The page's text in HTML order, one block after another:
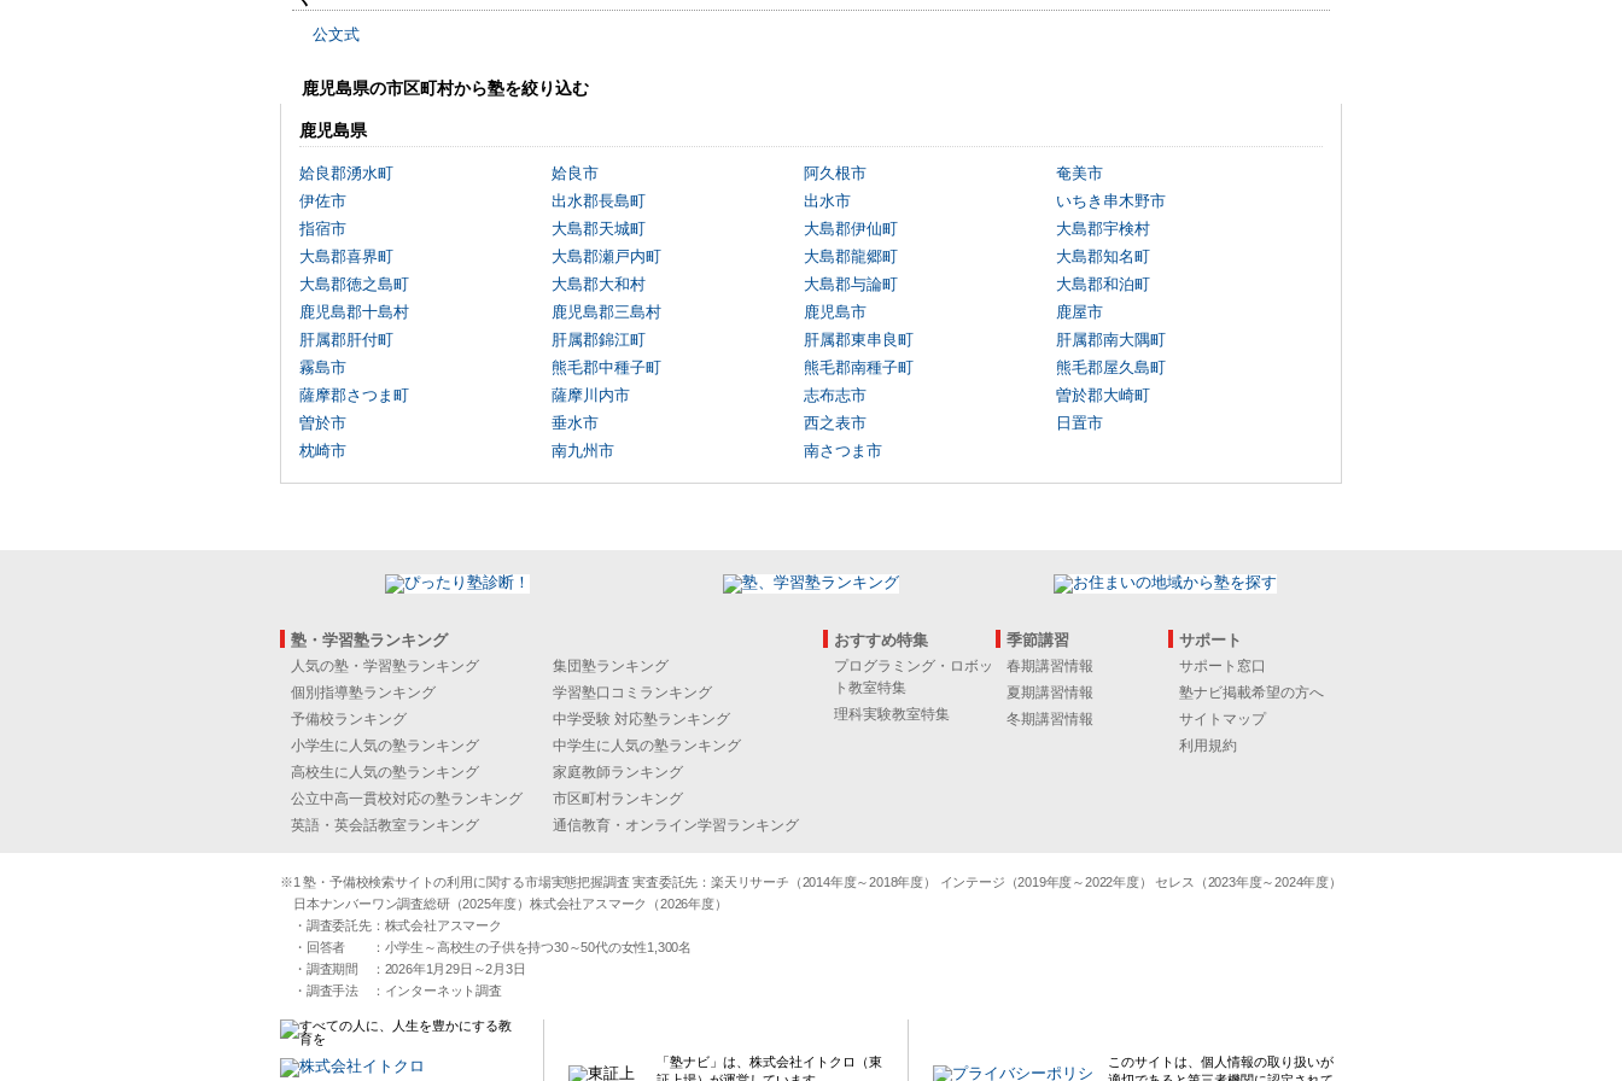
公文式
鹿児島県の市区町村から塾を絞り込む
鹿児島県
姶良郡湧水町 姶良市 阿久根市
奄美市
伊佐市
出水郡長島町 出水市
いちき串木野市
指宿市
大島郡天城町 大島郡伊仙町
大島郡宇検村
大島郡喜界町
大島郡瀬戸内町 大島郡龍郷町
大島郡知名町
大島郡徳之島町
大島郡大和村 大島郡与論町
大島郡和泊町
鹿児島郡十島村
鹿児島郡三島村 鹿児島市
鹿屋市
肝属郡肝付町
肝属郡錦江町 肝属郡東串良町
肝属郡南大隅町
霧島市
熊毛郡中種子町 熊毛郡南種子町
熊毛郡屋久島町
薩摩郡さつま町
薩摩川内市 志布志市
曽於郡大崎町
曽於市
垂水市 西之表市
日置市
枕崎市
南九州市 南さつま市
塾・学習塾ランキング
人気の塾・学習塾ランキング
集団塾ランキング
個別指導塾ランキング
学習塾口コミランキング
予備校ランキング
中学受験 対応塾ランキング
小学生に人気の塾ランキング
中学生に人気の塾ランキング
高校生に人気の塾ランキング
家庭教師ランキング
公立中高一貫校対応の塾ランキング
市区町村ランキング
英語・英会話教室ランキング
通信教育・オンライン学習ランキング
おすすめ特集
プログラミング・ロボッ
ト教室特集
理科実験教室特集
季節講習
春期講習情報
夏期講習情報
冬期講習情報
サポート
サポート窓口
塾ナビ掲載希望の方へ
サイトマップ
利用規約
※1 塾・予備校検索サイトの利用に関する市場実態把握調査 実査委託先：楽天リサーチ（2014年度～2018年度） インテージ（2019年度～2022年度） セレス（2023年度～2024年度）
日本ナンバーワン調査総研（2025年度）株式会社アスマーク（2026年度）
・調査委託先：株式会社アスマーク
・回答者 ：小学生～高校生の子供を持つ30～50代の女性1,300名
・調査期間 ：2026年1月29日～2月3日
・調査手法 ：インターネット調査
「塾ナビ」は、株式会社イトクロ（東
このサイトは、個人情報の取り扱いが